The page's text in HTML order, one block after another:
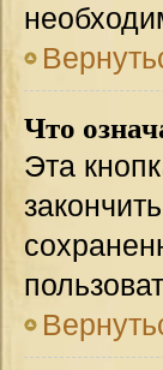
Что
Эта